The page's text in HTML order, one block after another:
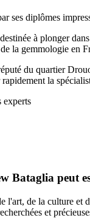
ses diplômes
à plonger
la gemmologie en
du quartier
la
experts
Bataglia peut
de la culture et
et